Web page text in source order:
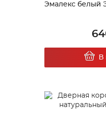
Эмалекс белый
В